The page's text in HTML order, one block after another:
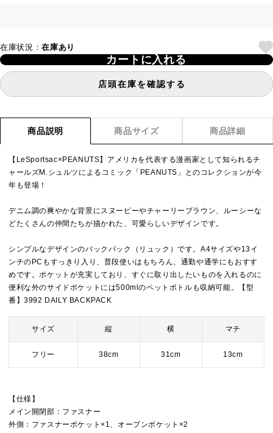
在庫状況：在庫あり
カートに入れる
店頭在庫を確認する
商品説明 商品サイズ 商品詳細
【LeSportsac×PEANUTS】アメリカを代表する漫画家として知られるチ
ャールズM.シュルツによるコミック「PEANUTS」とのコレクションが今
年も登場！
デニム調の爽やかな背景にスヌーピーやチャーリーブラウン、ルーシーな
どたくさんの仲間たちが描かれた、可愛らしいデザインです。
シンプルなデザインのバックパック（リュック）です。A4サイズや13イ
ンチのPCもすっきり入り、普段使いはもちろん、通勤や通学にもおすす
めです。ポケットが充実しており、すぐに取り出したいものを入れるのに
便利な外のサイドポケットには500mlのペットボトルも収納可能。【型
番】3992 DAILY BACKPACK
サイズ 縦 横 マチ
フリー 38cm 31cm 13cm
【仕様】
メイン開閉部：ファスナー
外側：ファスナーポケット×1、オープンポケット×2